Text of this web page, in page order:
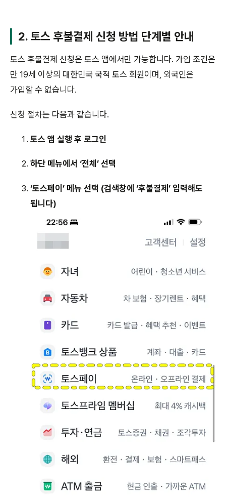
2. 토스 후불결제 신청 방법 단계별 안내
토스 후불결제 신청은 토스 앱에서만 가능합니다. 가입 조건은
만 19세 이상의 대한민국 국적 토스 회원이며, 외국인은
가입할 수 없습니다.
신청 절차는 다음과 같습니다.
토스 앱 실행 후 로그인
하단 메뉴에서 ‘전체’ 선택
‘토스페이’ 메뉴 선택 (검색창에 ‘후불결제’ 입력해도
됩니다)